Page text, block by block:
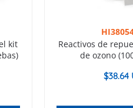
kit
Reactivos de
de ozono
$38.64